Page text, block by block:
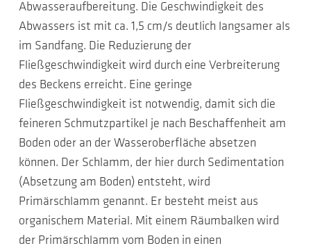
Abwasseraufbereitung. Die Geschwindigkeit des
Abwassers ist mit ca. 1,5 cm/s deutlich langsamer als
im Sandfang. Die Reduzierung der
Fließgeschwindigkeit wird durch eine Verbreiterung
des Beckens erreicht. Eine geringe
Fließgeschwindigkeit ist notwendig, damit sich die
feineren Schmutzpartikel je nach Beschaffenheit am
Boden oder an der Wasseroberfläche absetzen
können. Der Schlamm, der hier durch Sedimentation
(Absetzung am Boden) entsteht, wird
Primärschlamm genannt. Er besteht meist aus
organischem Material. Mit einem Räumbalken wird
der Primärschlamm vom Boden in einen